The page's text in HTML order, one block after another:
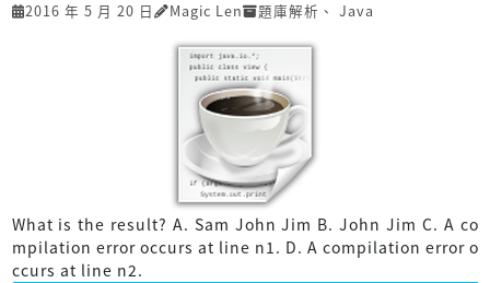
2016 年 5 月 20 日 Magic Len 題庫解析 、 Java
What is the result? A. Sam John Jim B. John Jim C. A co
mpilation error occurs at line n1. D. A compilation error o
ccurs at line n2.